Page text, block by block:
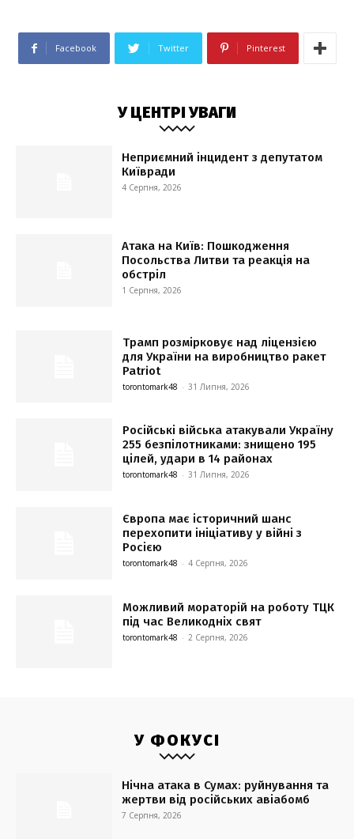
Facebook Twitter Pinterest
У ЦЕНТРІ УВАГИ
Неприємний інцидент з депутатом
Київради
4 Серпня, 2026
Атака на Київ: Пошкодження
Посольства Литви та реакція на
обстріл
1 Серпня, 2026
Трамп розмірковує над ліцензією
для України на виробництво ракет
Patriot
torontomark48 - 31 Липня, 2026
Російські війська атакували Україну
255 безпілотниками: знищено 195
цілей, удари в 14 районах
torontomark48 - 31 Липня, 2026
Європа має історичний шанс
перехопити ініціативу у війні з
Росією
torontomark48 - 4 Серпня, 2026
Можливий мораторій на роботу ТЦК
під час Великодніх свят
torontomark48 - 2 Серпня, 2026
У ФОКУСІ
Нічна атака в Сумах: руйнування та
жертви від російських авіабомб
7 Серпня, 2026